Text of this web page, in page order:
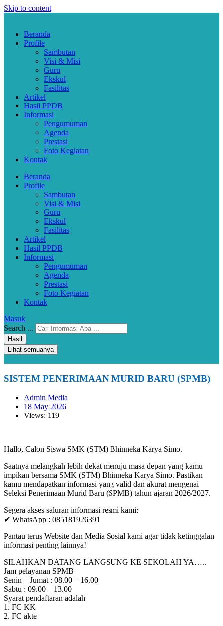
Skip to content
Beranda
Profile
Sambutan
Visi & Misi
Guru
Ekskul
Fasilitas
Artikel
Hasil PPDB
Informasi
Pengumuman
Agenda
Prestasi
Foto Kegiatan
Kontak
Beranda
Profile
Sambutan
Visi & Misi
Guru
Ekskul
Fasilitas
Artikel
Hasil PPDB
Informasi
Pengumuman
Agenda
Prestasi
Foto Kegiatan
Kontak
Masuk
Search ...
Hasil
Lihat semuanya
SISTEM PENERIMAAN MURID BARU (SPMB)
Admin Media
18 May 2026
Views: 119
Hallo, Calon Siswa SMK (STM) Bhinneka Karya Simo.
Saatnya melangkah lebih dekat menuju masa depan yang kamu
impikan bersama SMK (STM) Bhinneka Karya Simo. Pastikan
kamu mendapatkan informasi yang valid dan akurat mengenai
Seleksi Penerimaan Murid Baru (SPMB) tahun ajaran 2026/2027.
Segera akses saluran informasi resmi kami:
✔ WhatsApp : 085181926391
Pantau terus Website dan Media Sosial kami agar tidak ketinggalan
informasi penting lainnya!
SILAHKAN DATANG LANGSUNG KE SEKOLAH YA…..
Jam pelayanan SPMB
Senin – Jumat : 08.00 – 16.00
Sabtu : 09.00 – 13.00
Syarat pendaftaran adalah
1. FC KK
2. FC akte